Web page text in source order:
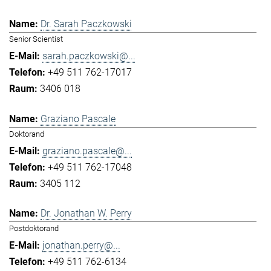
Dr. Sarah Paczkowski
Senior Scientist
sarah.paczkowski@...
+49 511 762-17017
3406 018
Graziano Pascale
Doktorand
graziano.pascale@...
+49 511 762-17048
3405 112
Dr. Jonathan W. Perry
Postdoktorand
jonathan.perry@...
+49 511 762-6134